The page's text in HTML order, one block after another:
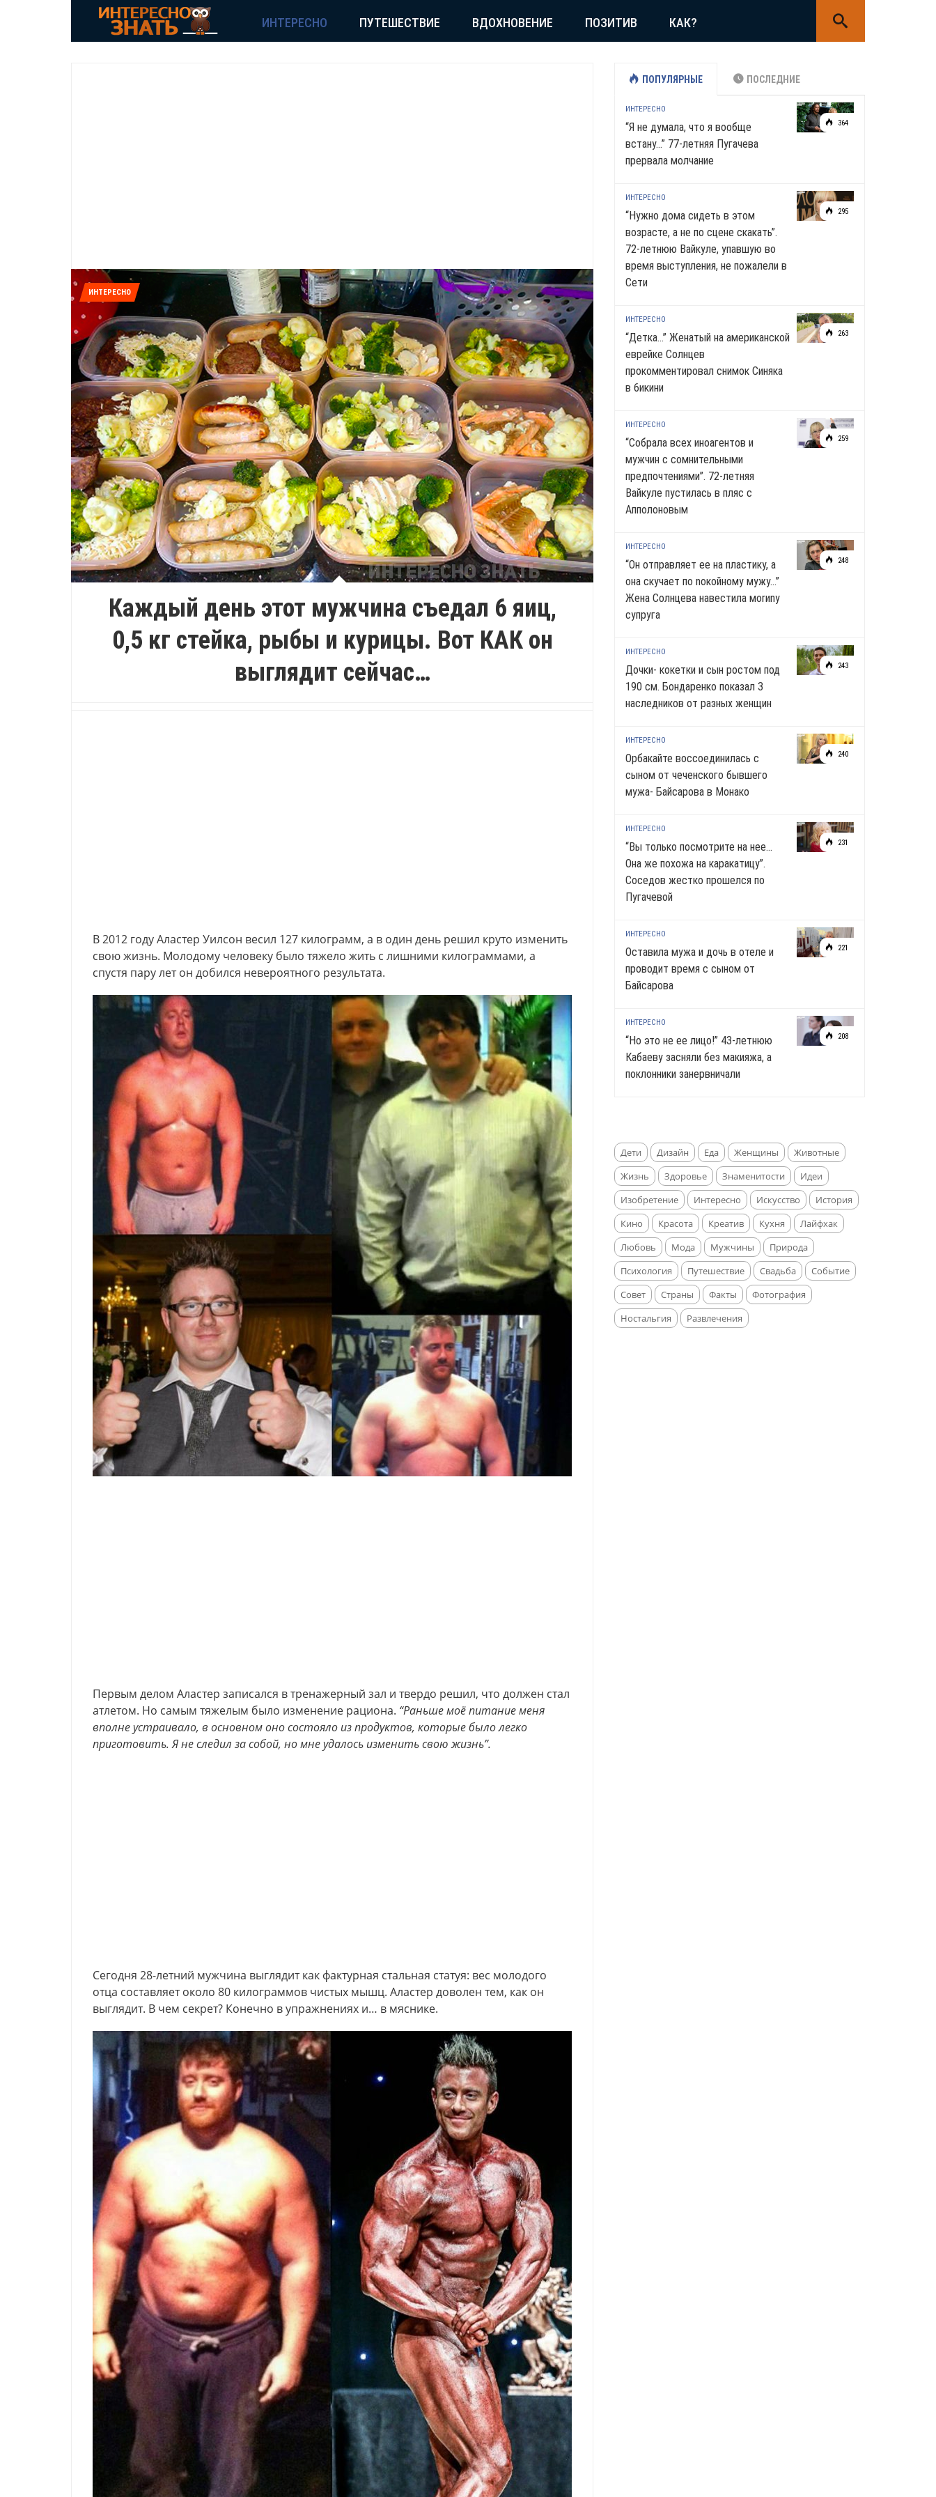
ИНТЕРЕСНО ПУТЕШЕСТВИЕ ВДОХНОВЕНИЕ ПОЗИТИВ КАК?
ИНТЕРЕСНО
Каждый день этот мужчина съедал 6 яиц,
0,5 кг стейка, рыбы и курицы. Вот КАК он
выглядит сейчас…
В 2012 году Аластер Уилсон весил 127 килограмм, а в один день решил круто изменить
свою жизнь. Молодому человеку было тяжело жить с лишними килограммами, а
спустя пару лет он добился невероятного результата.
Первым делом Аластер записался в тренажерный зал и твердо решил, что должен стал
атлетом. Но самым тяжелым было изменение рациона. “Раньше моё питание меня
вполне устраивало, в основном оно состояло из продуктов, которые было легко
приготовить. Я не следил за собой, но мне удалось изменить свою жизнь”.
Сегодня 28-летний мужчина выглядит как фактурная стальная статуя: вес молодого
отца составляет около 80 килограммов чистых мышц. Аластер доволен тем, как он
выглядит. В чем секрет? Конечно в упражнениях и… в мяснике.
ПОПУЛЯРНЫЕ ПОСЛЕДНИЕ
364
ИНТЕРЕСНО
“Я не думала, что я вообще
встану…” 77-летняя Пугачева
прервала молчание
295
ИНТЕРЕСНО
“Нужно дома сидеть в этом
возрасте, а не по сцене скакать”.
72-летнюю Вайкуле, упавшую во
время выступления, не пожалели в
Сети
263
ИНТЕРЕСНО
“Детка…” Женатый на американской
еврейке Солнцев
прокомментировал снимок Синяка
в 6икини
259
ИНТЕРЕСНО
“Собрала всех иноагентов и
мужчин с сомнительными
предпочтениями”. 72-летняя
Вайкуле пустилась в пляс с
Апполоновым
248
ИНТЕРЕСНО
“Он отправляет ее на пластику, а
она скучает по noкoйномy мужу…”
Жена Солнцева навестила моrиnу
супруга
243
ИНТЕРЕСНО
Дочки- кокетки и сын ростом под
190 см. Бондаренко показал 3
наследников от разных женщин
240
ИНТЕРЕСНО
Орбакайте воссоединилась с
сыном от чеченского бывшего
мужа- Байсарова в Монако
231
ИНТЕРЕСНО
“Вы только посмотрите на нее…
Она же похожа на каракатицу”.
Соседов жестко прошелся по
Пугачевой
221
ИНТЕРЕСНО
Оставила мужа и дочь в отеле и
проводит время с сыном от
Байсарова
208
ИНТЕРЕСНО
“Но это не ее лицо!” 43-летнюю
Кабаеву засняли без макияжа, а
поклонники занервничали
Дети Дизайн Еда Женщины
Животные
Жизнь
Здоровье Знаменитости
Идеи
Изобретение
Интересно Искусство
История
Кино
Красота Креатив Кухня
Лайфхак
Любовь
Мода Мужчины
Природа
Психология
Путешествие Свадьба
Событие
Совет
Страны Факты
Фотография
Ностальгия
Развлечения